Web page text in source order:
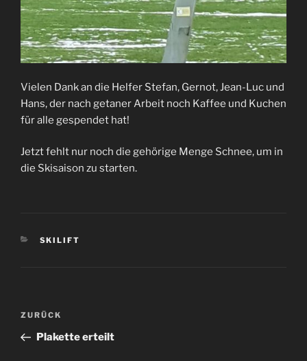
Vielen Dank an die Helfer Stefan, Gernot, Jean-Luc und
Hans, der nach getaner Arbeit noch Kaffee und Kuchen
für alle gespendet hat!
Jetzt fehlt nur noch die gehörige Menge Schnee, um in
die Skisaison zu starten.
KATEGORIEN
SKILIFT
Beitragsnavigation
Vorheriger
Beitrag
ZURÜCK
Plakette erteilt